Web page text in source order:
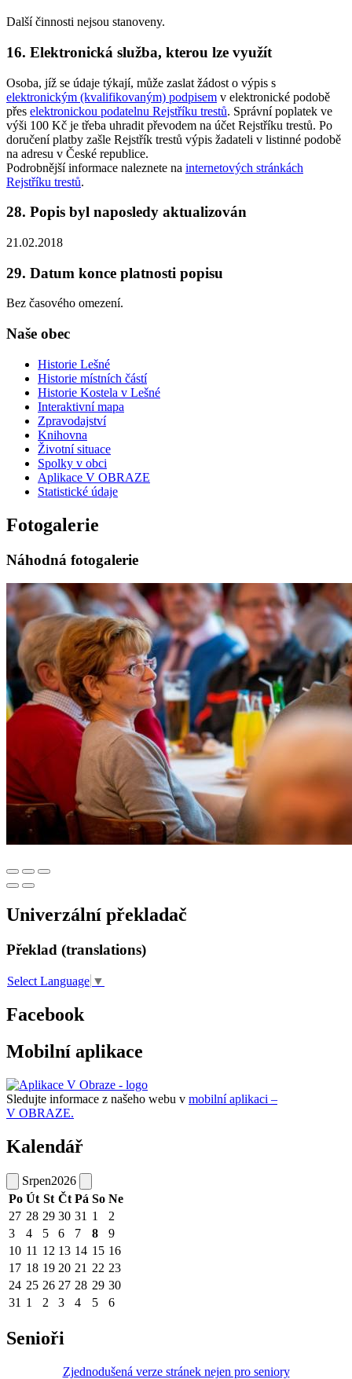
Další činnosti nejsou stanoveny.
16. Elektronická služba, kterou lze využít
Osoba, jíž se údaje týkají, může zaslat žádost o výpis s
elektronickým (kvalifikovaným) podpisem v elektronické podobě
přes elektronickou podatelnu Rejstříku trestů. Správní poplatek ve
výši 100 Kč je třeba uhradit převodem na účet Rejstříku trestů. Po
doručení platby zašle Rejstřík trestů výpis žadateli v listinné podobě
na adresu v České republice.
Podrobnější informace naleznete na internetových stránkách
Rejstříku trestů.
28. Popis byl naposledy aktualizován
21.02.2018
29. Datum konce platnosti popisu
Bez časového omezení.
Naše obec
Historie Lešné
Historie místních částí
Historie Kostela v Lešné
Interaktivní mapa
Zpravodajství
Knihovna
Životní situace
Spolky v obci
Aplikace V OBRAZE
Statistické údaje
Fotogalerie
Náhodná fotogalerie
Univerzální překladač
Překlad (translations)
Select Language ▼
Facebook
Mobilní aplikace
Sledujte informace z našeho webu v mobilní aplikaci –
V OBRAZE.
Kalendář
Srpen2026
Po Út St Čt Pá So Ne
27 28 29 30 31 1
2
3
4 5 6 7 8
9
10 11 12 13 14 15 16
17 18 19 20 21 22 23
24 25 26 27 28 29 30
31 1 2 3 4 5 6
Senioři
Zjednodušená verze stránek nejen pro seniory